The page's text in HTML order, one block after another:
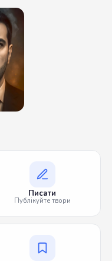
Писати
Публікуйте твори